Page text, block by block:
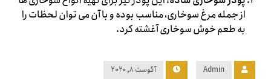
از جمله مرغ سوخاری، مناسب بوده و با آن می توان لحظات را
به طعم خوش سوخاری آغشته کرد.
Admin آگوست ۸, ۲۰۲۰